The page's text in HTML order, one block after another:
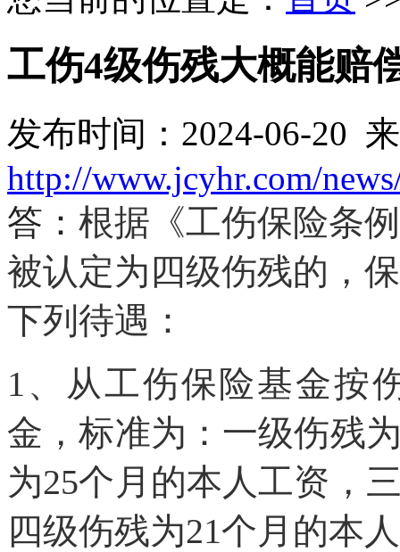
工伤4级伤残大概能赔
发布时间：2024-06-20
http://www.jcyhr.com/
答： 根据《工伤保险条
被认定为四级伤残的，
下列待遇：
1、从工伤保险基金按
金，标准为：一级伤残
为25个月的本人工资，
四级伤残为21个月的本